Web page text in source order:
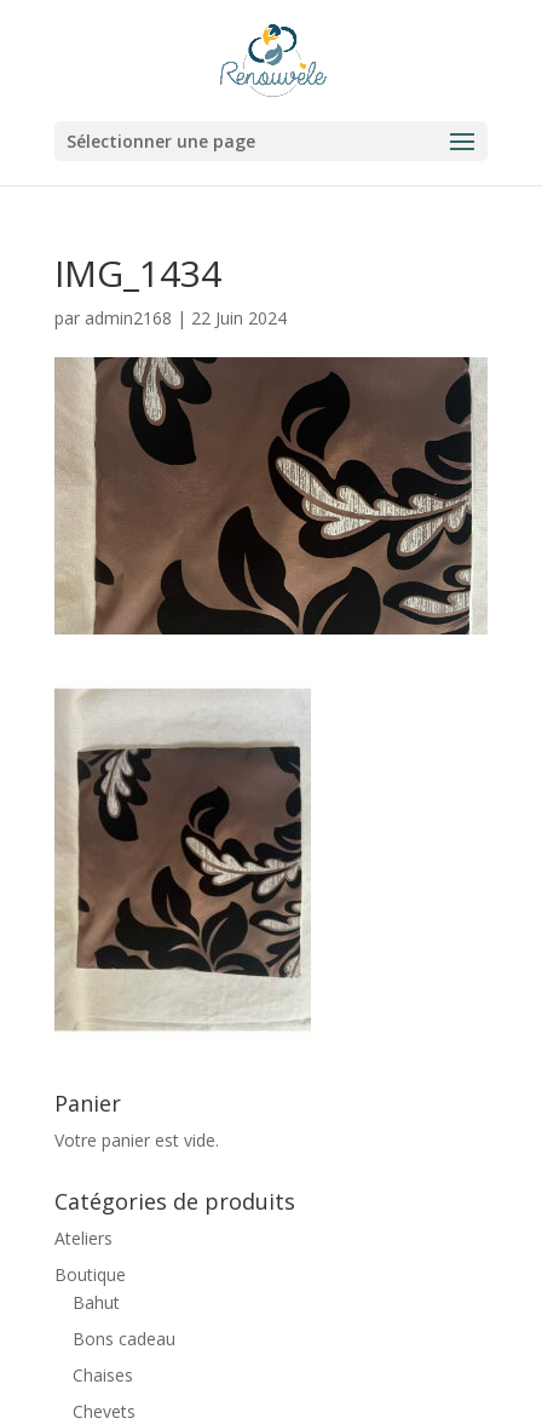
Sélectionner une page
IMG_1434
par admin2168 | 22 Juin 2024
Panier
Votre panier est vide.
Catégories de produits
Ateliers
Boutique
Bahut
Bons cadeau
Chaises
Chevets